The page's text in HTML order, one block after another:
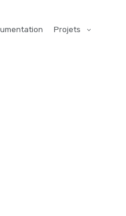
Projets